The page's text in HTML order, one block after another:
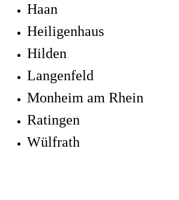
Haan
Heiligenhaus
Hilden
Langenfeld
Monheim am Rhein
Ratingen
Wülfrath